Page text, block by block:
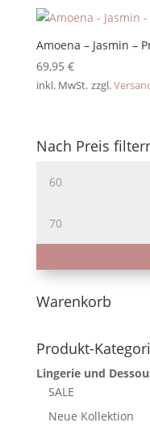
Amoena – Jasmin –
69,95 €
inkl. MwSt. zzgl.
Nach Preis
Warenkorb
Produkt-
Lingerie und
SALE
Neue Kollektion